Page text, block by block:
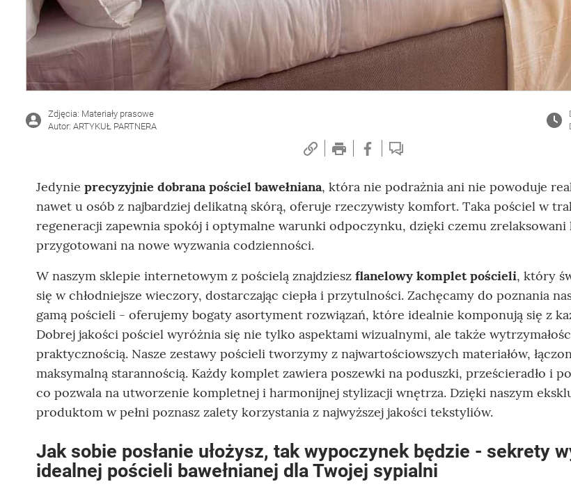
Zdjęcia: Materiały prasowe
Autor: ARTYKUŁ PARTNERA
Jedynie precyzyjnie dobrana pościel bawełniana, która nie podrażnia ani nie powoduje
nawet u osób z najbardziej delikatną skórą, oferuje rzeczywisty komfort. Taka pościel w
regeneracji zapewnia spokój i optymalne warunki odpoczynku, dzięki czemu zrelaksowani
przygotowani na nowe wyzwania codzienności.
W naszym sklepie internetowym z pościelą znajdziesz flanelowy komplet pościeli, który
się w chłodniejsze wieczory, dostarczając ciepła i przytulności. Zachęcamy do poznania
gamą pościeli - oferujemy bogaty asortyment rozwiązań, które idealnie komponują się z
Dobrej jakości pościel wyróżnia się nie tylko aspektami wizualnymi, ale także
praktycznością. Nasze zestawy pościeli tworzymy z najwartościowszych materiałów,
maksymalną starannością. Każdy komplet zawiera poszewki na poduszki, prześcieradło i
co pozwala na utworzenie kompletnej i harmonijnej stylizacji wnętrza. Dzięki naszym
produktom w pełni poznasz zalety korzystania z najwyższej jakości tekstyliów.
Jak sobie posłanie ułożysz, tak wypoczynek będzie - sekrety
idealnej pościeli bawełnianej dla Twojej sypialni